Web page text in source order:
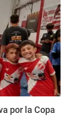
por la Copa